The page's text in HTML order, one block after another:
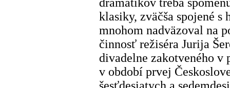
klasiky, zväčša spojené s
mnohom nadväzoval na
činnosť režiséra Jurija
divadelne zakotveného v
v období prvej